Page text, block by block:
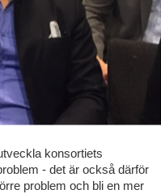
konsortiets
- det är också därför
problem och bli en mer